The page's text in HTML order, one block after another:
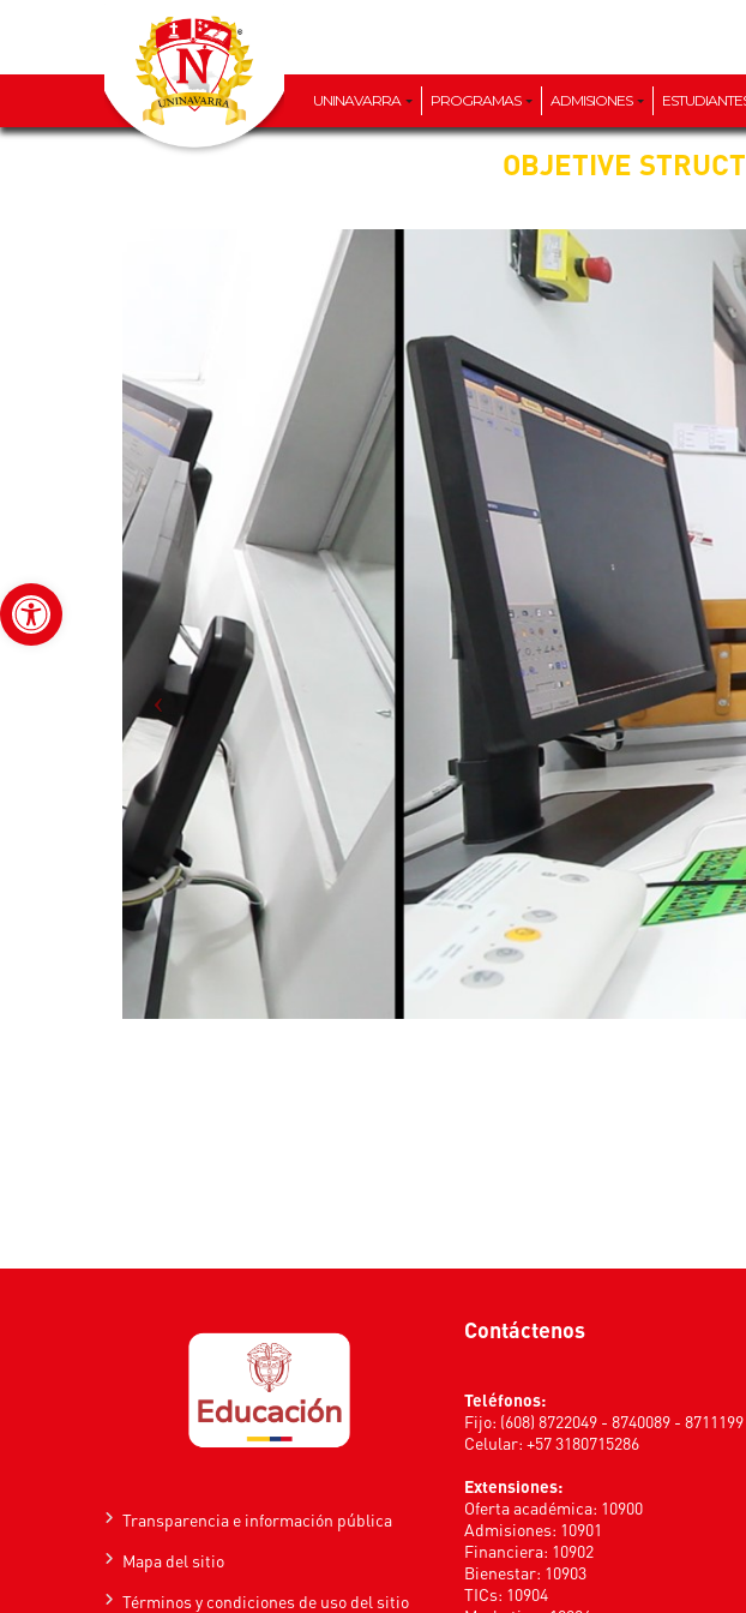
Abrir barra de herramientas
UNINAVARRA PROGRAMAS ADMISIONES
OBJETIVE
Transparencia e información pública
Mapa del sitio
Términos y condiciones de uso del sitio
Contáctenos
Teléfonos:
Fijo: (608) 8722049 - 8740089 - 8711199
Celular: +57 3180715286
Extensiones:
Oferta académica: 10900
Admisiones: 10901
Financiera: 10902
Bienestar: 10903
TICs: 10904